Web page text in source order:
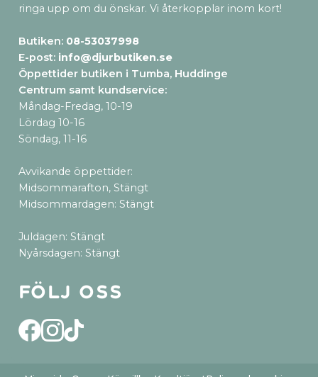
ringa upp om du önskar. Vi återkopplar inom kort!
Butiken: 08-53037998
E-post: info@djurbutiken.se
Öppettider butiken i Tumba, Huddinge
Centrum samt kundservice:
Måndag-Fredag, 10-19
Lördag 10-16
Söndag, 11-16
Avvikande öppettider:
Midsommarafton, Stängt
Midsommardagen: Stängt
Juldagen: Stängt
Nyårsdagen: Stängt
Följ oss